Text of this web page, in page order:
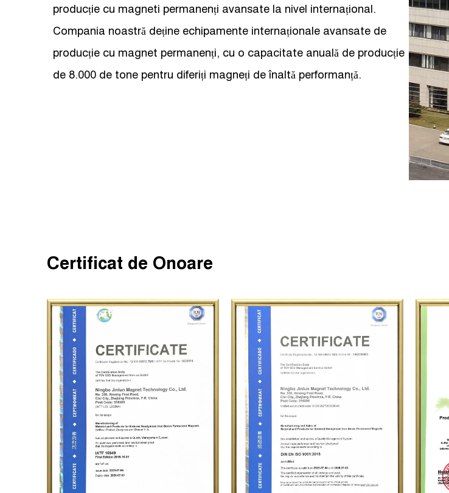
producție cu magneti permanenți avansate la nivel internațional.
Compania noastră deține echipamente internaționale avansate de
producție cu magnet permanenți, cu o capacitate anuală de producție
de 8.000 de tone pentru diferiți magneți de înaltă performanță.
Certificat de Onoare